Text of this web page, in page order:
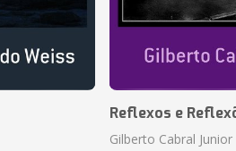
Reflexos e
Gilberto Cabral Junior